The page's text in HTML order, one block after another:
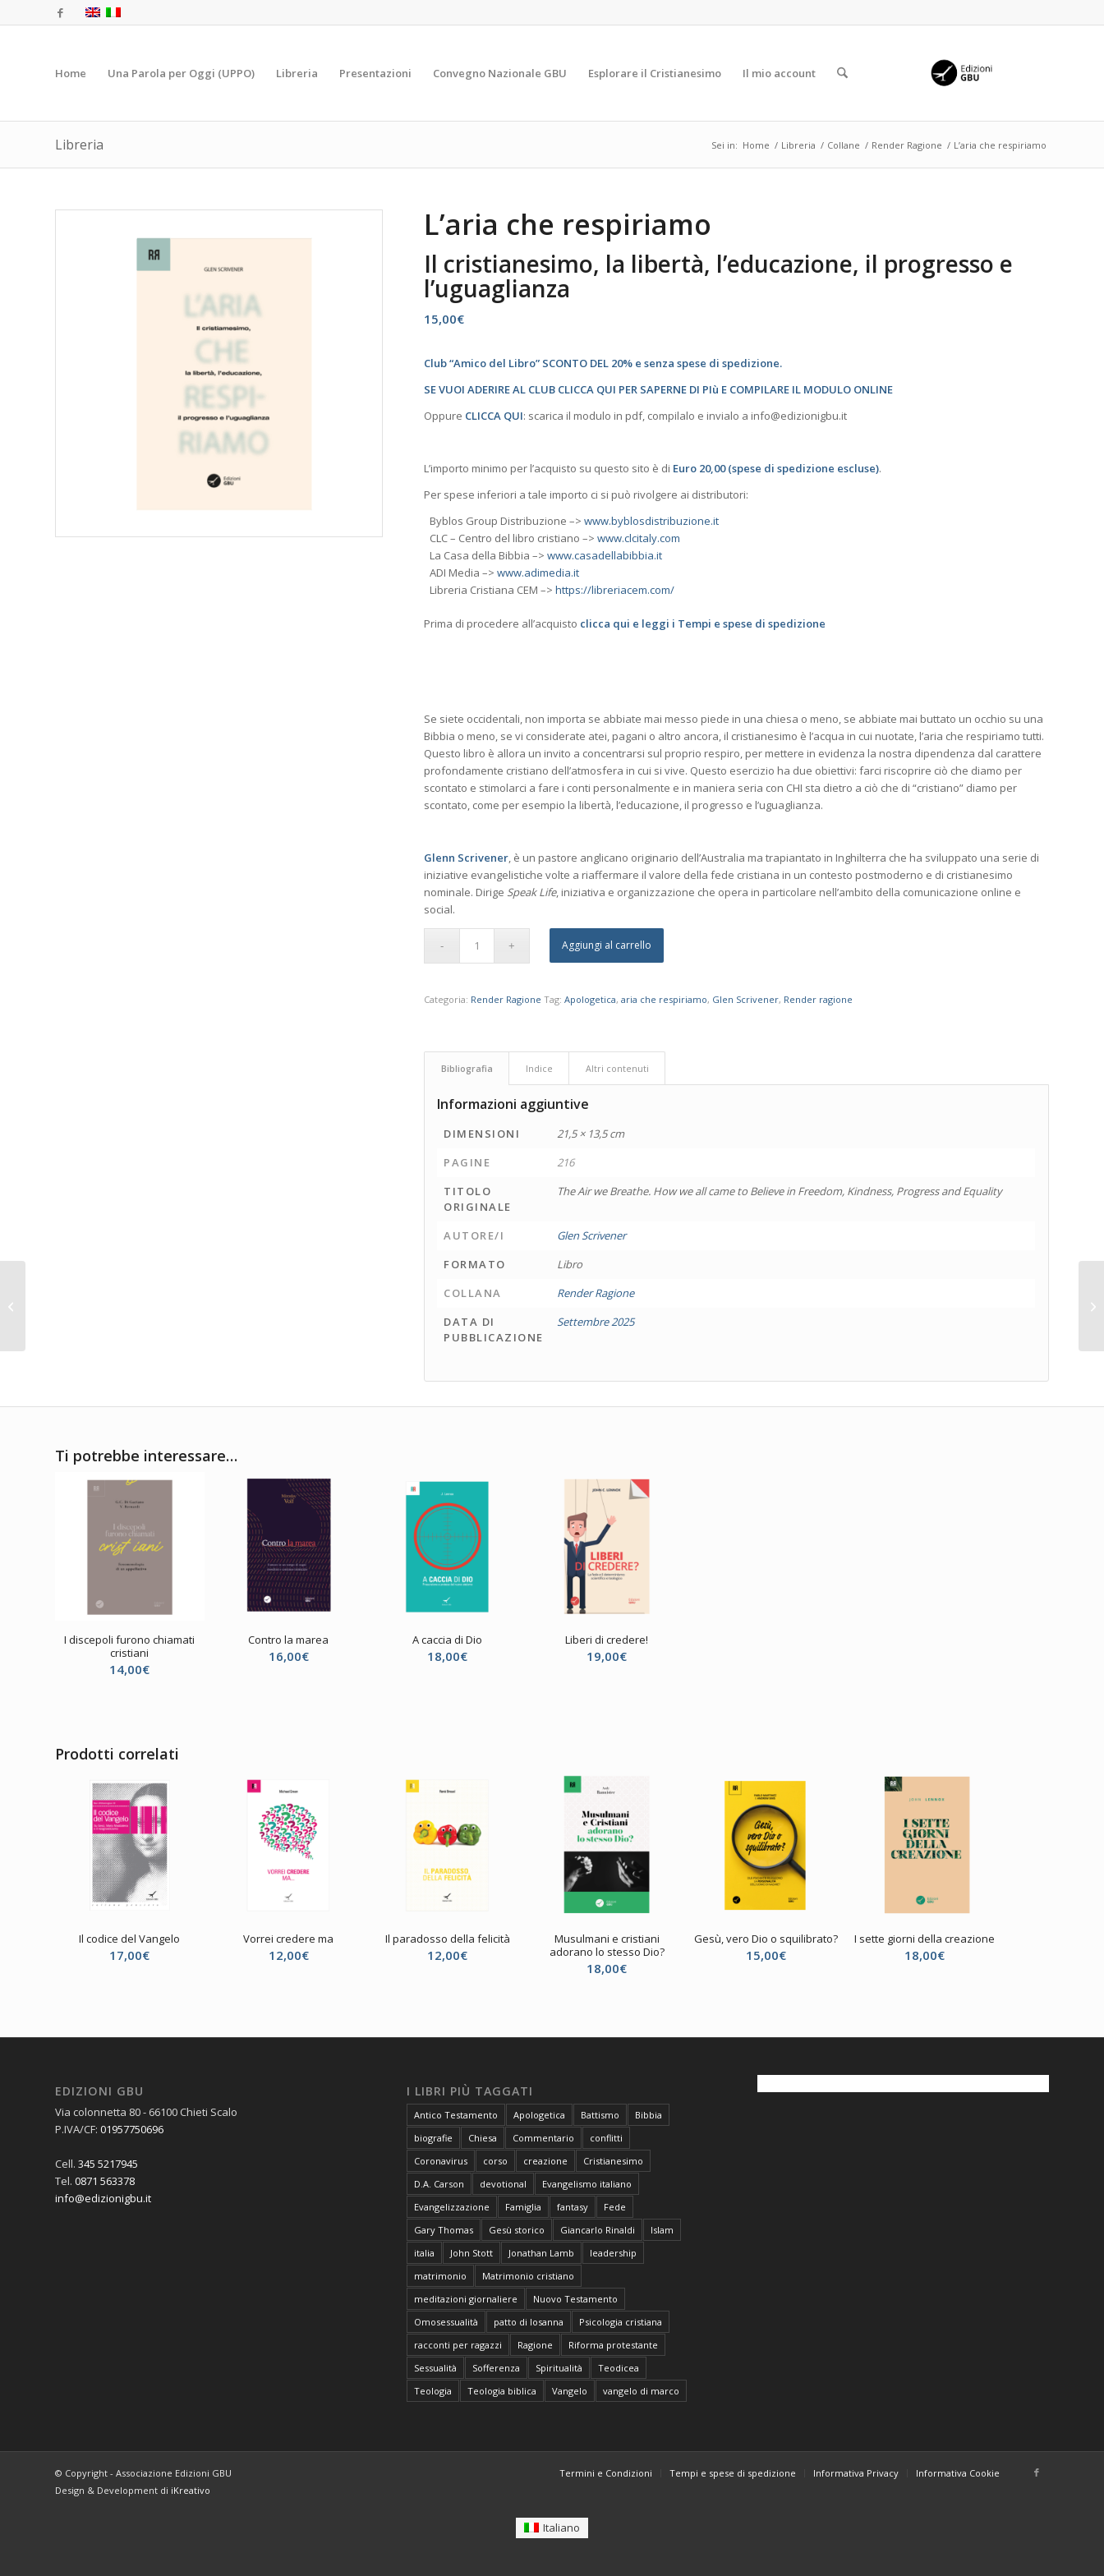
Home Una Parola per Oggi (UPPO) Libreria Presentazioni Convegno Nazionale GBU Esplorare il Cristianesimo Il mio account
Libreria Sei in: Home / Libreria / Collane / Render Ragione / L’aria che respiriamo
L’aria che respiriamo
Il cristianesimo, la libertà, l’educazione, il progresso e
l’uguaglianza
15,00€
Club“Amico del Libro” SCONTO DEL 20% e senza spese di spedizione.
SE VUOI ADERIRE AL CLUB CLICCA QUI PER SAPERNE DI PIù E COMPILARE IL MODULO ONLINE
Oppure CLICCA QUI: scarica il modulo in pdf, compilalo e invialo a info@edizionigbu.it
L’importo minimo per l’acquisto su questo sito è di Euro 20,00 (spese di spedizione escluse).
Per spese inferiori a tale importo ci si può rivolgere ai distributori:
Byblos Group Distribuzione –>www.byblosdistribuzione.it
CLC – Centro del libro cristiano –>www.clcitaly.com
La Casa della Bibbia –>www.casadellabibbia.it
ADI Media –>www.adimedia.it
Libreria Cristiana CEM –>https://libreriacem.com/
Prima di procedere all’acquisto clicca qui e leggi i Tempi e spese di spedizione
Se siete occidentali, non importa se abbiate mai messo piede in una chiesa o meno, se abbiate mai buttato un occhio su una
Bibbia o meno, se vi considerate atei, pagani o altro ancora, il cristianesimo è l’acqua in cui nuotate, l’aria che respiriamo tutti.
Questo libro è allora un invito a concentrarsi sul proprio respiro, per mettere in evidenza la nostra dipendenza dal carattere
profondamente cristiano dell’atmosfera in cui si vive. Questo esercizio ha due obiettivi: farci riscoprire ciò che diamo per
scontato e stimolarci a fare i conti personalmente e in maniera seria con CHI sta dietro a ciò che di “cristiano” diamo per
scontato, come per esempio la libertà, l’educazione, il progresso e l’uguaglianza.
Glenn Scrivener, è un pastore anglicano originario dell’Australia ma trapiantato in Inghilterra che ha sviluppato una serie di
iniziative evangelistiche volte a riaffermare il valore della fede cristiana in un contesto postmoderno e di cristianesimo
nominale. Dirige Speak Life, iniziativa e organizzazione che opera in particolare nell’ambito della comunicazione online e
social.
Aggiungi al carrello
Categoria: Render Ragione Tag:Apologetica,aria che respiriamo, Glen Scrivener, Render ragione
Bibliografia Indice Altri contenuti
Informazioni aggiuntive
DIMENSIONI
21,5 × 13,5 cm
PAGINE
216
TITOLO
ORIGINALE
The Air we Breathe. How we all came to Believe in Freedom, Kindness, Progress and Equality
AUTORE/I
Glen Scrivener
FORMATO
Libro
COLLANA
Render Ragione
DATA DI
PUBBLICAZIONE
Settembre 2025
Ti potrebbe interessare…
I discepoli furono chiamati
cristiani
14,00€
Contro la marea
16,00€
A caccia di Dio
18,00€
Liberi di credere!
19,00€
Prodotti correlati
Il codice del Vangelo
17,00€
Vorrei credere ma
12,00€
Il paradosso della felicità
12,00€
Musulmani e cristiani
adorano lo stesso Dio?
18,00€
Gesù, vero Dio o squilibrato?
15,00€
I sette giorni della creazione
18,00€
EDIZIONI GBU
Via colonnetta 80 - 66100 Chieti Scalo
P.IVA/CF: 01957750696
Cell. 345 5217945
Tel. 0871 563378
info@edizionigbu.it
I LIBRI PIÙ TAGGATI
Antico Testamento Apologetica Battismo
Bibbia
biografie
Chiesa Commentario
conflitti
Coronavirus
corso creazione
Cristianesimo
D.A. Carson
devotional
Evangelismo italiano
Evangelizzazione
Famiglia fantasy
Fede
Gary Thomas
Gesù storico Giancarlo Rinaldi
Islam
italia
John Stott Jonathan Lamb
leadership
matrimonio
Matrimonio cristiano
meditazioni giornaliere
Nuovo Testamento
Omosessualità
patto di losanna
Psicologia cristiana
racconti per ragazzi
Ragione
Riforma protestante
Sessualità
Sofferenza Spiritualità
Teodicea
Teologia
Teologia biblica Vangelo vangelo di marco
© Copyright - Associazione Edizioni GBU
Design & Development di iKreativo
Termini e Condizioni Tempi e spese di spedizione Informativa Privacy Informativa Cookie
Italiano